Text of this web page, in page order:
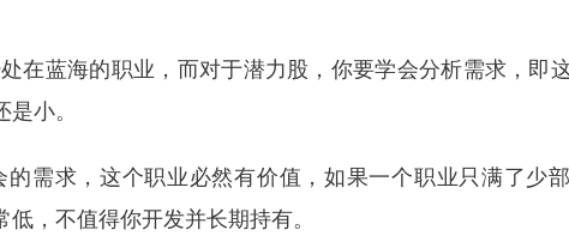
在蓝海的职业，而对于潜力股，你要学会分析需求，即
小。
需求，这个职业必然有价值，如果一个职业只满了少
，不值得你开发并长期持有。